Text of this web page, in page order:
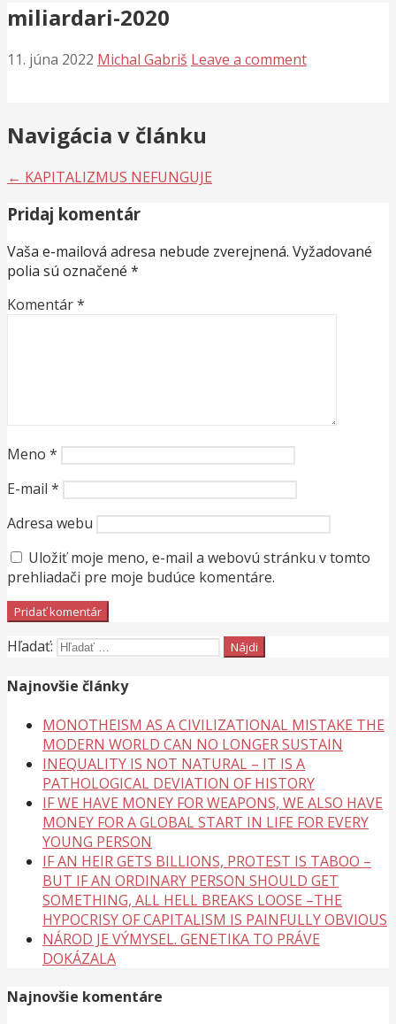
miliardari-2020
11. júna 2022 Michal Gabriš Leave a comment
Navigácia v článku
← KAPITALIZMUS NEFUNGUJE
Pridaj komentár
Vaša e-mailová adresa nebude zverejnená. Vyžadované
polia sú označené *
Komentár*
Meno *
E-mail *
Adresa webu
Uložiť moje meno, e-mail a webovú stránku v tomto
prehliadači pre moje budúce komentáre.
Hľadať:
Najnovšie články
MONOTHEISM AS A CIVILIZATIONAL MISTAKE THE
MODERN WORLD CAN NO LONGER SUSTAIN
INEQUALITY IS NOT NATURAL – IT IS A
PATHOLOGICAL DEVIATION OF HISTORY
IF WE HAVE MONEY FOR WEAPONS, WE ALSO HAVE
MONEY FOR A GLOBAL START IN LIFE FOR EVERY
YOUNG PERSON
IF AN HEIR GETS BILLIONS, PROTEST IS TABOO –
BUT IF AN ORDINARY PERSON SHOULD GET
SOMETHING, ALL HELL BREAKS LOOSE –THE
HYPOCRISY OF CAPITALISM IS PAINFULLY OBVIOUS
NÁROD JE VÝMYSEL. GENETIKA TO PRÁVE
DOKÁZALA
Najnovšie komentáre